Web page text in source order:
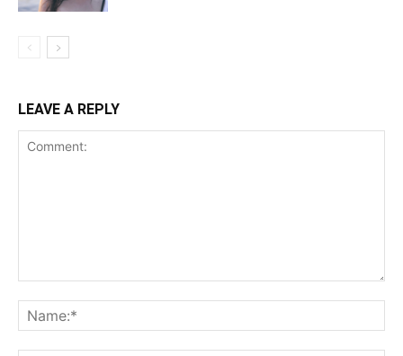
LEAVE A REPLY